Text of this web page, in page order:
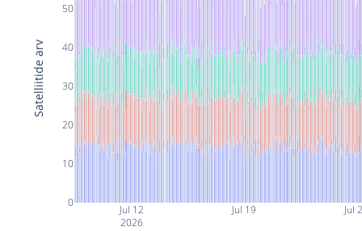
Jul 12
2026
Jul 19 Jul
0
10
20
30
40
50
Satelliitide arv